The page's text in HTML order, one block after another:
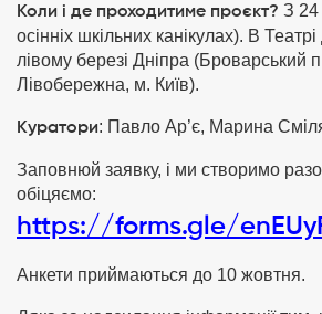
Коли і де проходитиме проєкт? З 24
осінніх шкільних канікулах). В
лівому березі Дніпра (Броварський
Лівобережна, м. Київ).
Куратори: Павло Ар’є, Марина
Заповнюй заявку, і ми створимо
обіцяємо:
https://forms.gle/
Анкети приймаються до 10 жовтня.